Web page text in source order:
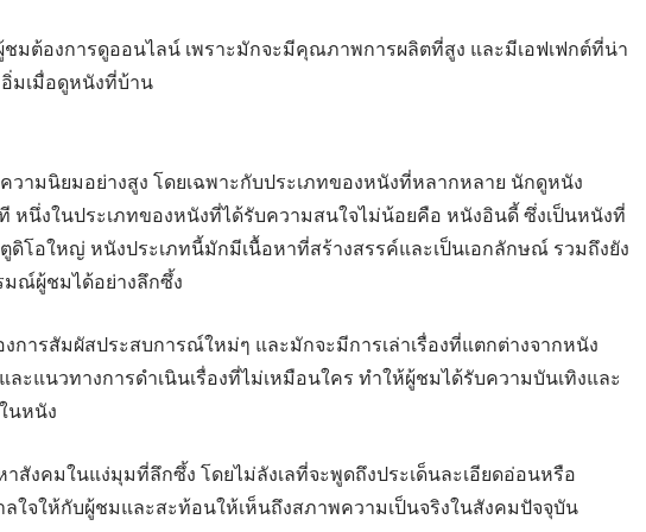
ต้องการดูออนไลน์ เพราะมักจะมีคุณภาพการผลิตที่สูง และมีเอฟเฟกต์ที่น่า
มเมื่อดูหนังที่บ้าน
ามนิยมอย่างสูง โดยเฉพาะกับประเภทของหนังที่หลากหลาย นักดูหนัง
หนึ่งในประเภทของหนังที่ได้รับความสนใจไม่น้อยคือ หนังอินดี้ ซึ่งเป็นหนังที่
ดิโอใหญ่ หนังประเภทนี้มักมีเนื้อหาที่สร้างสรรค์และเป็นเอกลักษณ์ รวมถึงยัง
ณ์ผู้ชมได้อย่างลึกซึ้ง
ารสัมผัสประสบการณ์ใหม่ๆ และมักจะมีการเล่าเรื่องที่แตกต่างจากหนัง
แนวทางการดำเนินเรื่องที่ไม่เหมือนใคร ทำให้ผู้ชมได้รับความบันเทิงและ
นหนัง
งคมในแง่มุมที่ลึกซึ้ง โดยไม่ลังเลที่จะพูดถึงประเด็นละเอียดอ่อนหรือ
ใจให้กับผู้ชมและสะท้อนให้เห็นถึงสภาพความเป็นจริงในสังคมปัจจุบัน